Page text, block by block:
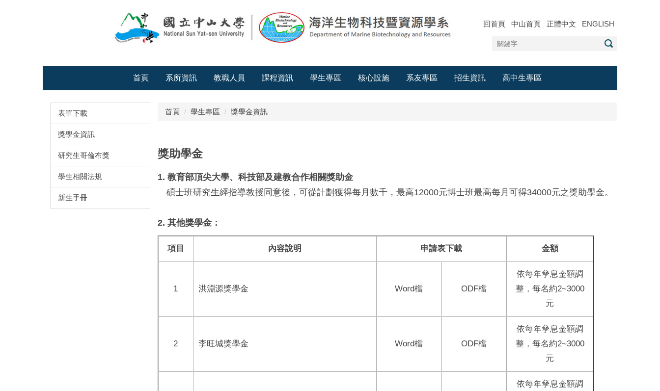
回首頁 中山首頁 正體中文 ENGLISH
首頁 系所資訊 教職人員 課程資訊 學生專區 核心設施 系友專區 招生資訊 高中生專區
表單下載
獎學金資訊
研究生哥倫布獎
學生相關法規
新生手冊
首頁 學生專區 獎學金資訊
獎助學金
1. 教育部頂尖大學、科技部及建教合作相關獎助金
碩士班研究生經指導教授同意後，可從計劃獲得每月數千，最高12000元博士班最高每月可得34000元之獎助學金。
2. 其他獎學金：
項目 內容說明 申請表下載 金額
1 洪淵源獎學金 Word檔 ODF檔
依每年孳息金額調
整，每名約2~3000
元
2 李旺城獎學金 Word檔 ODF檔
依每年孳息金額調
整，每名約2~3000
元
依每年孳息金額調